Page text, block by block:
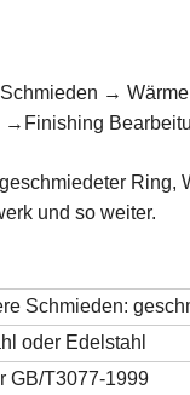
→
Ring,
und so weiter.
Schmieden:
oder Edelstahl
GB/T3077-1999